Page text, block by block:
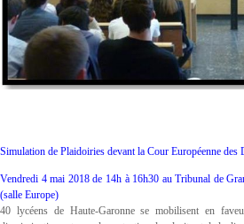
Simulation de Plaidoiries devant la Cour Européenne des
Vendredi 4 mai 2018 de 14h à 16h30 au Tribunal de
(salle Europe)
40 lycéens de Haute-Garonne se mobilisent en